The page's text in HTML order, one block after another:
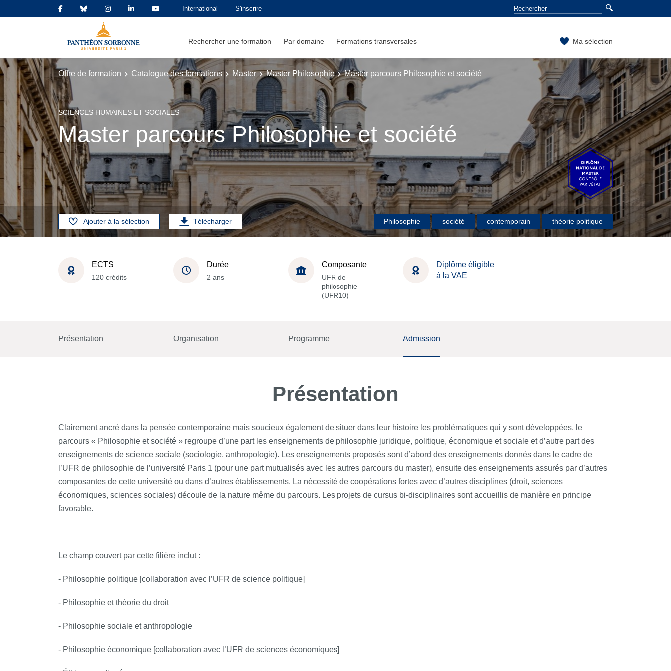
International S'inscrire
Rechercher une formation Par domaine Formations transversales Ma sélection
Offre de formation Catalogue des formations Master Master Philosophie Master parcours Philosophie et société
SCIENCES HUMAINES ET SOCIALES
Master parcours Philosophie et société
Ajouter à la sélection Télécharger Philosophie société contemporain théorie politique
ECTS
120 crédits
Durée
2 ans
Composante
UFR de
philosophie
(UFR10)
Diplôme éligible
à la VAE
Présentation Organisation Programme Admission
Présentation
Clairement ancré dans la pensée contemporaine mais soucieux également de situer dans leur histoire les problématiques qui y sont développées, le
parcours « Philosophie et société » regroupe d’une part les enseignements de philosophie juridique, politique, économique et sociale et d’autre part des
enseignements de science sociale (sociologie, anthropologie). Les enseignements proposés sont d’abord des enseignements donnés dans le cadre de
l’UFR de philosophie de l’université Paris 1 (pour une part mutualisés avec les autres parcours du master), ensuite des enseignements assurés par d’autres
composantes de cette université ou dans d’autres établissements. La nécessité de coopérations fortes avec d’autres disciplines (droit, sciences
économiques, sciences sociales) découle de la nature même du parcours. Les projets de cursus bi-disciplinaires sont accueillis de manière en principe
favorable.
Le champ couvert par cette filière inclut :
- Philosophie politique [collaboration avec l’UFR de science politique]
- Philosophie et théorie du droit
- Philosophie sociale et anthropologie
- Philosophie économique [collaboration avec l’UFR de sciences économiques]